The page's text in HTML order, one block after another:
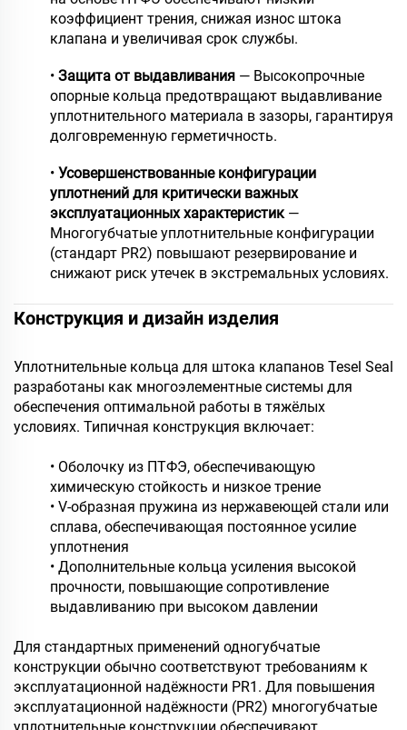
коэффициент трения, снижая износ штока
клапана и увеличивая срок службы.
• Защита от выдавливания — Высокопрочные
опорные кольца предотвращают выдавливание
уплотнительного материала в зазоры, гарантируя
долговременную герметичность.
• Усовершенствованные конфигурации
уплотнений для критически важных
эксплуатационных характеристик —
Многогубчатые уплотнительные конфигурации
(стандарт PR2) повышают резервирование и
снижают риск утечек в экстремальных условиях.
Конструкция и дизайн изделия
Уплотнительные кольца для штока клапанов Tesel Seal
разработаны как многоэлементные системы для
обеспечения оптимальной работы в тяжёлых
условиях. Типичная конструкция включает:
• Оболочку из ПТФЭ, обеспечивающую
химическую стойкость и низкое трение
• V-образная пружина из нержавеющей стали или
сплава, обеспечивающая постоянное усилие
уплотнения
• Дополнительные кольца усиления высокой
прочности, повышающие сопротивление
выдавливанию при высоком давлении
Для стандартных применений одногубчатые
конструкции обычно соответствуют требованиям к
эксплуатационной надёжности PR1. Для повышения
эксплуатационной надёжности (PR2) многогубчатые